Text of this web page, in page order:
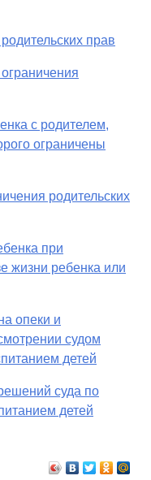
прав
с родителем,
ограничены
родительских
при
жизни ребенка или
опеки и
судом
детей
суда по
детей